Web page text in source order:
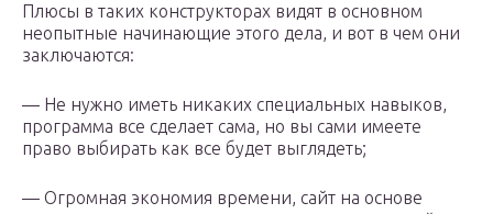
Плюсы в таких конструкторах видят в основном
неопытные начинающие этого дела, и вот в чем они
заключаются:
— Не нужно иметь никаких специальных навыков,
программа все сделает сама, но вы сами имеете
право выбирать как все будет выглядеть;
— Огромная экономия времени, сайт на основе